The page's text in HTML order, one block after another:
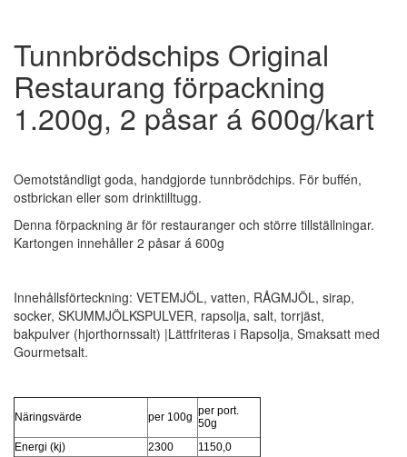
Tunnbrödschips Original
Restaurang förpackning
1.200g, 2 påsar á 600g/kart
Oemotståndligt goda, handgjorde tunnbrödchips. För buffén,
ostbrickan eller som drinktilltugg.
Denna förpackning är för restauranger och större tillställningar.
Kartongen innehåller 2 påsar á 600g
Innehållsförteckning: VETEMJÖL, vatten, RÅGMJÖL, sirap,
socker, SKUMMJÖLKSPULVER, rapsolja, salt, torrjäst,
bakpulver (hjorthornssalt) |Lättfriteras i Rapsolja, Smaksatt med
Gourmetsalt.
Näringsvärde per 100g per port.
50g
Energi (kj)
2300 1150,0